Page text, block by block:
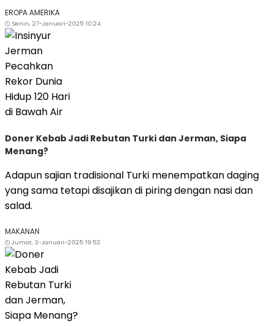
EROPA AMERIKA
Senin, 27-Januari-2025 10:24
Doner Kebab Jadi Rebutan Turki dan Jerman, Siapa
Menang?
Adapun sajian tradisional Turki menempatkan daging
yang sama tetapi disajikan di piring dengan nasi dan
salad.
MAKANAN
Jumat, 3-Januari-2025 19:52